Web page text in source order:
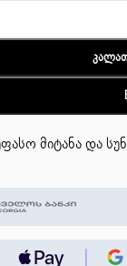
მიტანა და